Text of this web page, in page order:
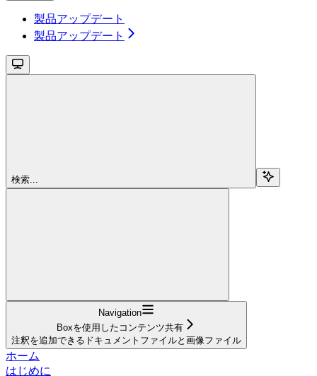
製品アップデート
製品アップデート
検索...
Navigation
Boxを使用したコンテンツ共有
注釈を追加できるドキュメントファイルと画像ファイル
ホーム
はじめに